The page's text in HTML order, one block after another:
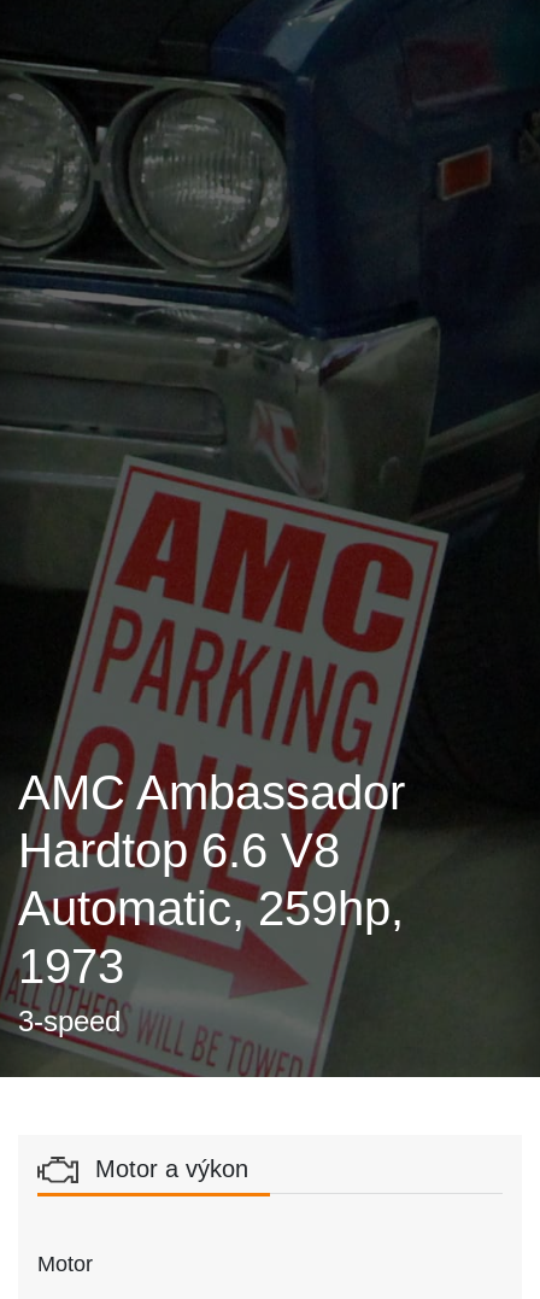
AMC Ambassador
Hardtop 6.6 V8
Automatic, 259hp,
1973
3-speed
Motor a výkon
Motor